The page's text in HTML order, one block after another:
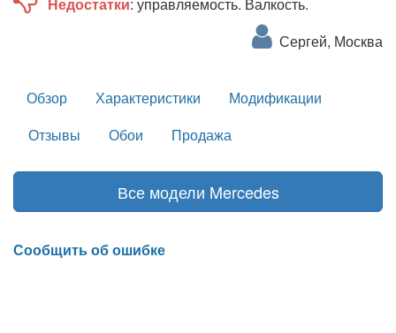
Сергей, Москва
Обзор Характеристики
Модификации
Отзывы
Обои Продажа
Все модели Mercedes
Сообщить об ошибке